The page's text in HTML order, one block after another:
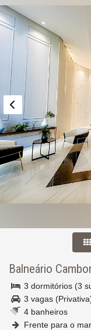
Balneário
3 dormitórios (3
3 vagas
4 banheiros
Frente para o